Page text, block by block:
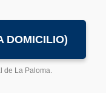
DOMICILIO)
de La Paloma.